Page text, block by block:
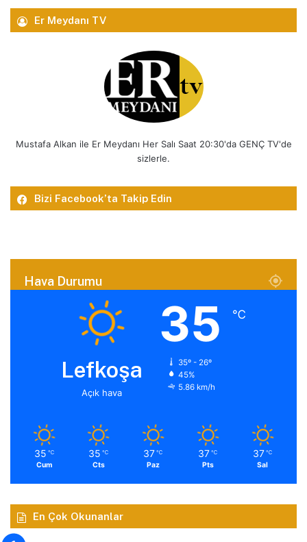
Er Meydanı TV
Mustafa Alkan ile Er Meydanı Her Salı Saat 20:30'da GENÇ TV'de
sizlerle.
Bizi Facebook’ta Takip Edin
Hava Durumu
Lefkoşa
Açık hava
35 ℃
35º - 26º
45%
5.86 km/h
35 ℃
Cum
35 ℃
Cts
37 ℃
Paz
37 ℃
Pts
37 ℃
Sal
En Çok Okunanlar